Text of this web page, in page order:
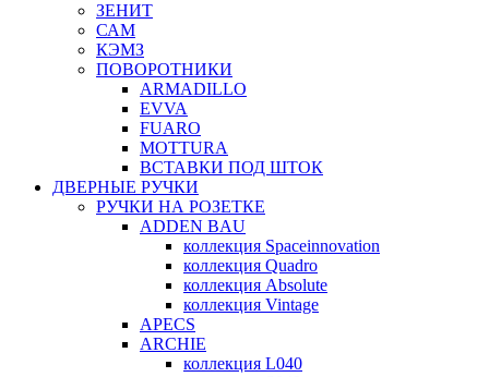
ЗЕНИТ
САМ
КЭМЗ
ПОВОРОТНИКИ
ARMADILLO
EVVA
FUARO
MOTTURA
ВСТАВКИ ПОД ШТОК
ДВЕРНЫЕ РУЧКИ
РУЧКИ НА РОЗЕТКЕ
ADDEN BAU
коллекция Spaceinnovation
коллекция Quadro
коллекция Absolute
коллекция Vintage
APECS
ARCHIE
коллекция L040